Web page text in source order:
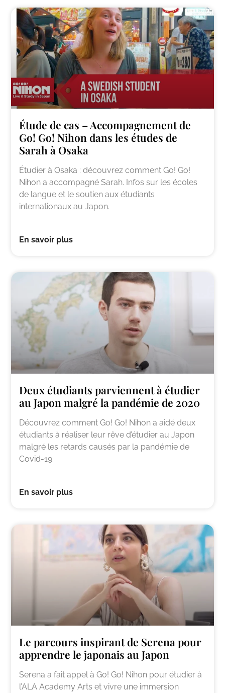
Étude de cas – Accompagnement de
Go! Go! Nihon dans les études de
Sarah à Osaka
Étudier à Osaka : découvrez comment Go! Go!
Nihon a accompagné Sarah. Infos sur les écoles
de langue et le soutien aux étudiants
internationaux au Japon.
En savoir plus
Deux étudiants parviennent à étudier
au Japon malgré la pandémie de 2020
Découvrez comment Go! Go! Nihon a aidé deux
étudiants à réaliser leur rêve d’étudier au Japon
malgré les retards causés par la pandémie de
Covid-19.
En savoir plus
Le parcours inspirant de Serena pour
apprendre le japonais au Japon
Serena a fait appel à Go! Go! Nihon pour étudier à
l’ALA Academy Arts et vivre une immersion